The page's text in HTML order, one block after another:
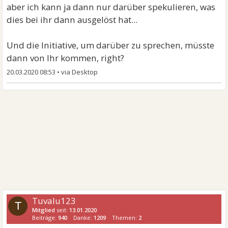
aber ich kann ja dann nur darüber spekulieren, was
dies bei ihr dann ausgelöst hat...
Und die Initiative, um darüber zu sprechen, müsste
dann von Ihr kommen, right?
20.03.2020 08:53 •
T Tuvalu123
Mitglied seit: 13.01.2020
Beiträge:940 Danke: 1209 Themen: 2